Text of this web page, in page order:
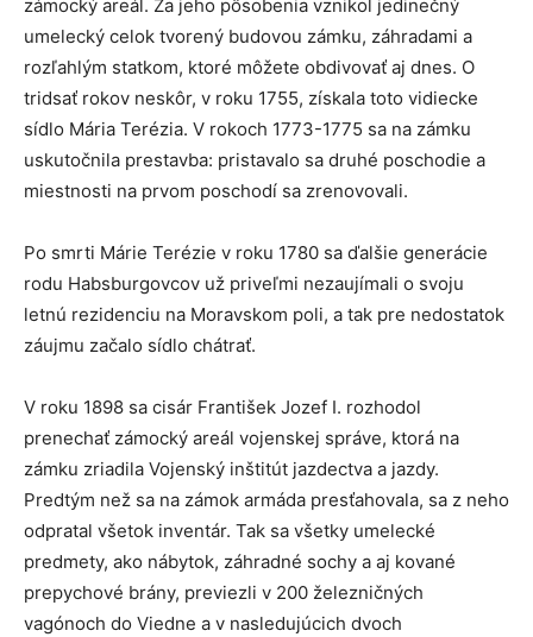
zámocký areál. Za jeho pôsobenia vznikol jedinečný
umelecký celok tvorený budovou zámku, záhradami a
rozľahlým statkom, ktoré môžete obdivovať aj dnes. O
tridsať rokov neskôr, v roku 1755, získala toto vidiecke
sídlo Mária Terézia. V rokoch 1773-1775 sa na zámku
uskutočnila prestavba: pristavalo sa druhé poschodie a
miestnosti na prvom poschodí sa zrenovovali.
Po smrti Márie Terézie v roku 1780 sa ďalšie generácie
rodu Habsburgovcov už priveľmi nezaujímali o svoju
letnú rezidenciu na Moravskom poli, a tak pre nedostatok
záujmu začalo sídlo chátrať.
V roku 1898 sa cisár František Jozef I. rozhodol
prenechať zámocký areál vojenskej správe, ktorá na
zámku zriadila Vojenský inštitút jazdectva a jazdy.
Predtým než sa na zámok armáda presťahovala, sa z neho
odpratal všetok inventár. Tak sa všetky umelecké
predmety, ako nábytok, záhradné sochy a aj kované
prepychové brány, previezli v 200 železničných
vagónoch do Viedne a v nasledujúcich dvoch